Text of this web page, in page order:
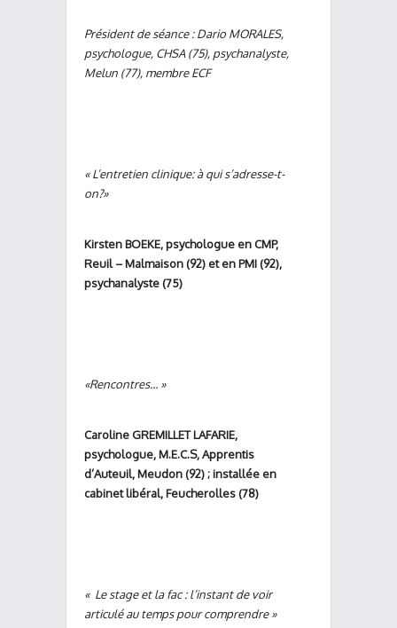
Président de séance : Dario MORALES,
psychologue, CHSA (75), psychanalyste,
Melun (77), membre ECF
« L’entretien clinique: à qui s’adresse-t-
on?»
Kirsten BOEKE, psychologue en CMP,
Reuil – Malmaison (92) et en PMI (92),
psychanalyste (75)
«Rencontres… »
Caroline GREMILLET LAFARIE,
psychologue, M.E.C.S, Apprentis
d’Auteuil, Meudon (92) ; installée en
cabinet libéral, Feucherolles (78)
« Le stage et la fac : l’instant de voir
articulé au temps pour comprendre»